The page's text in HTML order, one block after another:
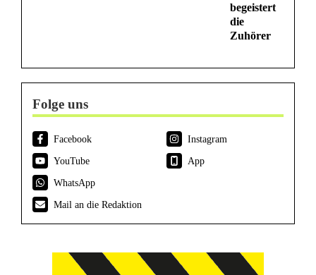
begeistert
die
Zuhörer
Folge uns
Facebook
Instagram
YouTube
App
WhatsApp
Mail an die Redaktion